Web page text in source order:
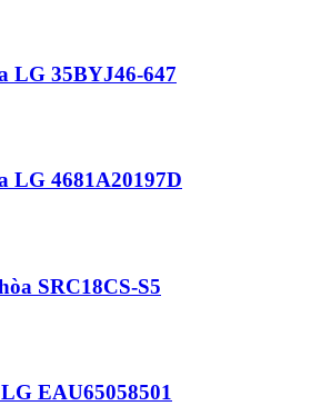
LG 35BYJ46-647
LG 4681A20197D
SRC18CS-S5
EAU65058501